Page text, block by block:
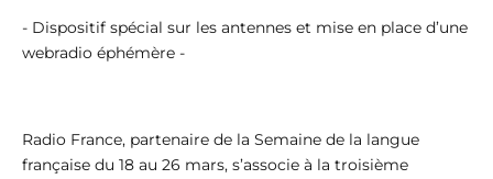
- Dispositif spécial sur les antennes et mise en place d’une
webradio éphémère -
Radio France, partenaire de la Semaine de la langue
française du 18 au 26 mars, s’associe à la troisième